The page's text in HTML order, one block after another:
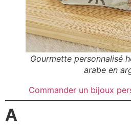
Gourmette personnalisé
arabe en
Commander un bijoux
A